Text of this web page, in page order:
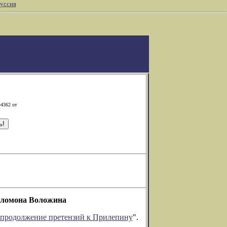
от
Воложина
претензий к Прилепину".